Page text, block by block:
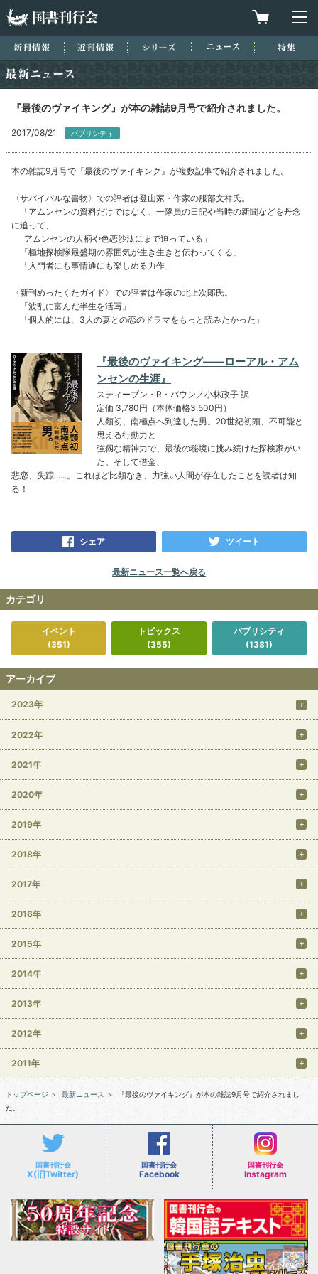
買物カゴを
新刊情報 近刊情報 シリーズ ニュース
『最後のヴァイキング』が本の雑誌9月号で紹介されました。
2017/08/21 パブリシティ
本の雑誌9月号で『最後のヴァイキング』が複数記事で紹介されました。
〈サバイバルな書物〉での評者は登山家・作家の服部文祥氏。
「アムンセンの資料だけではなく、一隊員の日記や当時の新聞などを丹念
に追って、
アムンセンの人柄や色恋沙汰にまで迫っている」
「極地探検隊最盛期の雰囲気が生き生きと伝わってくる」
「入門者にも事情通にも楽しめる力作」
〈新刊めったくたガイド〉での評者は作家の北上次郎氏。
「波乱に富んだ半生を活写」
「個人的には、3人の妻との恋のドラマをもっと読みたかった」
『最後のヴァイキング――ローアル・アム
ンセンの生涯』
スティーブン・R・バウン／小林政子 訳
定価 3,780円（本体価格3,500円）
人類初、南極点へ到達した男。20世紀初頭、不可能と
思える行動力と
強靱な精神力で、最後の秘境に挑み続けた探検家がい
た。そして借金、
悲恋、失踪......。これほど比類なき、力強い人間が存在したことを読者は知
る！
シェア ツイート
最新ニュース一覧へ戻る
カテゴリ
イベント
(351)
トピックス
(355)
パブリシティ
(1381)
アーカイブ
2023年
2022年
2021年
2020年
2019年
2018年
2017年
2016年
2015年
2014年
2013年
2012年
2011年
トップページ ＞ 最新ニュース ＞
『最後のヴァイキング』が本の雑誌9月号で紹介されまし
た。
国書刊行会
X(旧Twitter)
国書刊行会
Facebook
国書刊行会
Instagram